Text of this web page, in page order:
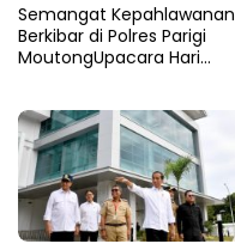
Semangat Kepahlawanan
Berkibar di Polres Parigi
MoutongUpacara Hari